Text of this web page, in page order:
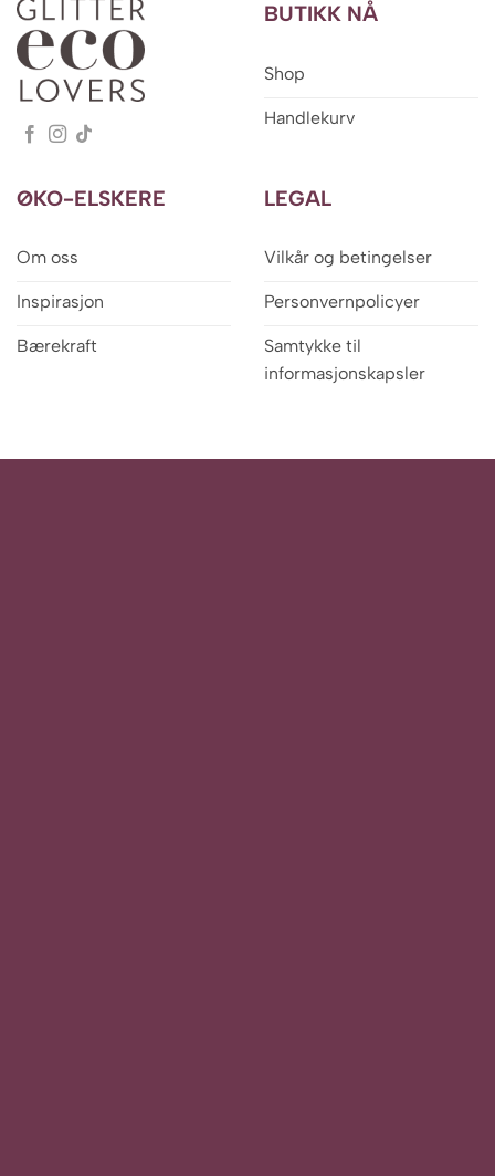
BUTIKK NÅ
Shop
Handlekurv
ØKO-ELSKERE
Om oss
Inspirasjon
Bærekraft
LEGAL
Vilkår og betingelser
Personvernpolicyer
Samtykke til
informasjonskapsler